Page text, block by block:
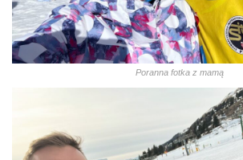
Poranna fotka z mamą